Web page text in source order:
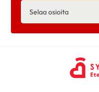
Selaa osioita